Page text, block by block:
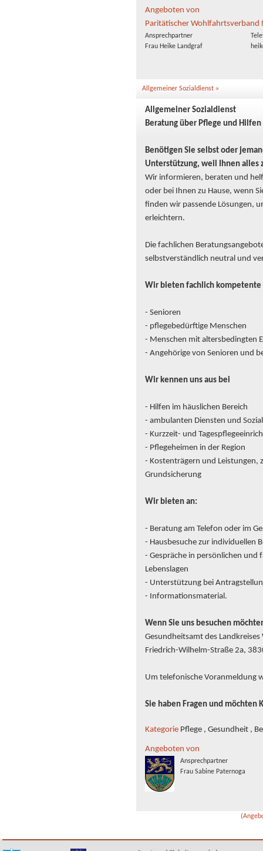
Angeboten von
Paritätischer Wohlfahrtsverband
Ansprechpartner
Frau Heike Landgraf
Allgemeiner Sozialdienst »
Allgemeiner Sozialdienst
Beratung über Pflege und Hilfen
Benötigen Sie selbst oder
Unterstützung, weil Ihnen alles
Wir informieren, beraten und
oder bei Ihnen zu Hause, wenn
finden wir passende Lösungen,
erleichtern.
Die fachlichen
selbstverständlich neutral und
Wir bieten fachlich
- Senioren
- pflegebedürftige Menschen
- Menschen mit altersbedingten
- Angehörige von Senioren und
Wir kennen uns aus bei
- Hilfen im häuslichen Bereich
- ambulanten Diensten und
- Kurzzeit- und
- Pflegeheimen in der Region
- Kostenträgern und Leistungen,
Grundsicherung
Wir bieten an:
- Beratung am Telefon oder im
- Hausbesuche zur individuellen
- Gespräche in persönlichen
Lebenslagen
- Unterstützung bei
- Informationsmaterial.
Wenn Sie uns besuchen
Gesundheitsamt des
Friedrich-Wilhelm-Straße 2a,
Um telefonische Voranmeldung
Sie haben Fragen und möchten
Kategorie Pflege , Gesundheit ,
Angeboten von
Ansprechpartner
Frau Sabine Paternoga